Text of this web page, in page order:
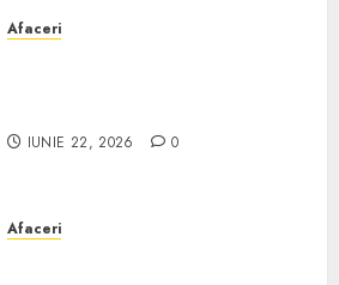
Afaceri
IUNIE 22, 2026 0
Afaceri